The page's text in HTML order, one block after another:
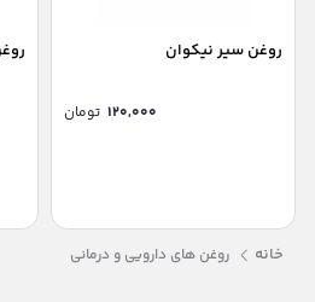
روغن سیر نیکوان
۱۲۰,۰۰۰ تومان
خانه روغن های دارویی و درمانی